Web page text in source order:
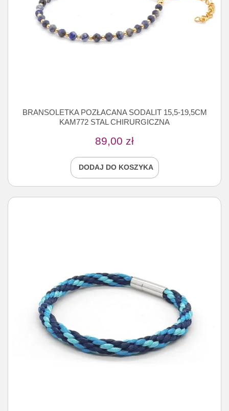
BRANSOLETKA POZŁACANA SODALIT 15,5-19,5CM
KAM772 STAL CHIRURGICZNA
89,00 zł
DODAJ DO KOSZYKA